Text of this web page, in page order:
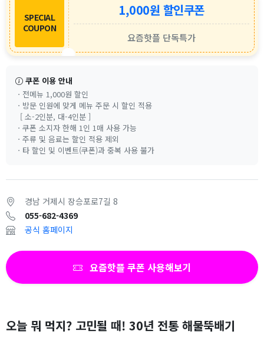
오늘 뭐 먹지? 고민될 때! 30년 전통 해물뚝배기
SPECIAL
COUPON
1,000원 할인쿠폰
요즘핫플 단독특가
쿠폰 이용 안내
ㆍ전메뉴 1,000원 할인
ㆍ방문 인원에 맞게 메뉴 주문 시 할인 적용
[ 소-2인분, 대-4인분 ]
ㆍ쿠폰 소지자 한해 1인 1매 사용 가능
ㆍ주류 및 음료는 할인 적용 제외
ㆍ타 할인 및 이벤트(쿠폰)과 중복 사용 불가
경남 거제시 장승포로7길 8
055-682-4369
공식 홈페이지
요즘핫플 쿠폰 사용해보기